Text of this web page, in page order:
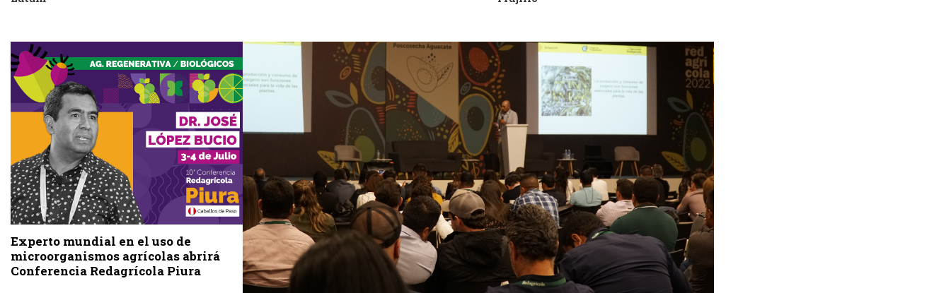
Experto mundial en el uso de
microorganismos agrícolas abrirá
Conferencia Redagrícola Piura